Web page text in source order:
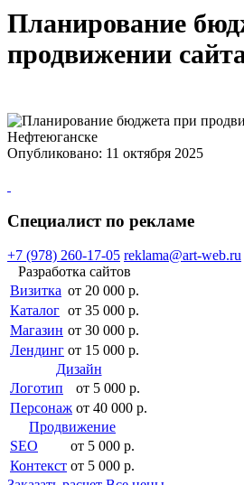
Планирование
продвижении
Опубликовано: 11 октября 2025
Специалист по рекламе
+7 (978) 260-17-05 reklama@art-web.ru
Разработка сайтов
Визитка от 20 000 р.
Каталог от 35 000 р.
Магазин от 30 000 р.
Лендинг от 15 000 р.
Дизайн
Логотип
от 5 000 р.
Персонаж от 40 000 р.
Продвижение
SEO
от 5 000 р.
Контекст от 5 000 р.